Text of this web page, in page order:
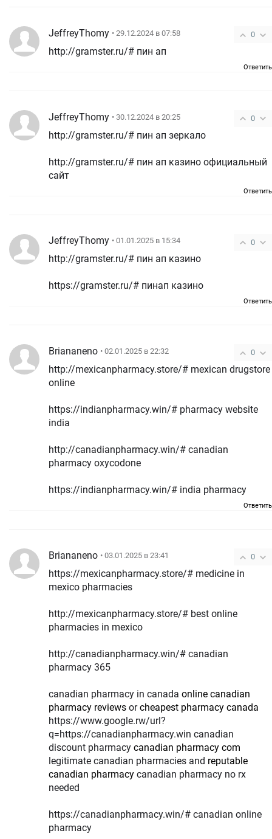
0
JeffreyThomy • 29.12.2024 в 07:58
http://gramster.ru/# пин ап
Ответить
0
JeffreyThomy • 30.12.2024 в 20:25
http://gramster.ru/# пин ап зеркало
http://gramster.ru/# пин ап казино официальный
сайт
Ответить
0
JeffreyThomy • 01.01.2025 в 15:34
http://gramster.ru/# пин ап казино
https://gramster.ru/# пинап казино
Ответить
0
Briananeno • 02.01.2025 в 22:32
http://mexicanpharmacy.store/# mexican drugstore
online
https://indianpharmacy.win/# pharmacy website
india
http://canadianpharmacy.win/# canadian
pharmacy oxycodone
https://indianpharmacy.win/# india pharmacy
Ответить
0
Briananeno • 03.01.2025 в 23:41
https://mexicanpharmacy.store/# medicine in
mexico pharmacies
http://mexicanpharmacy.store/# best online
pharmacies in mexico
http://canadianpharmacy.win/# canadian
pharmacy 365
canadian pharmacy in canada online canadian
pharmacy reviews orcheapest pharmacy canada
https://www.google.rw/url?
q=https://canadianpharmacy.win canadian
discount pharmacy canadian pharmacy com
legitimate canadian pharmacies and reputable
canadian pharmacy canadian pharmacy no rx
needed
https://canadianpharmacy.win/# canadian online
pharmacy